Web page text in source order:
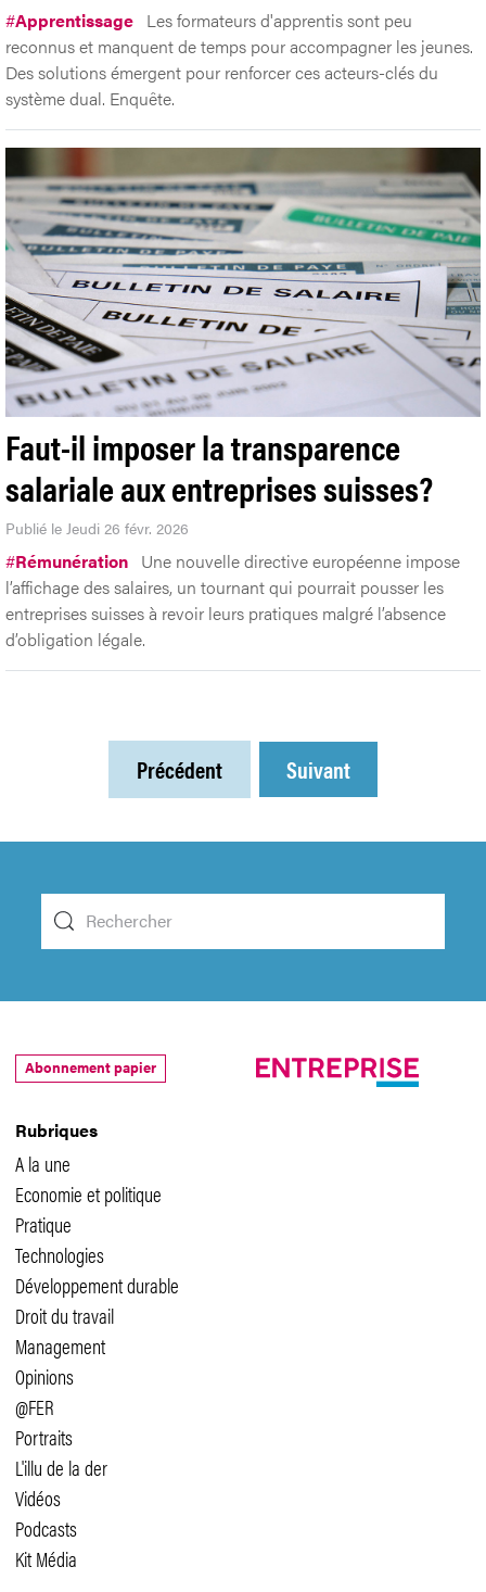
#Apprentissage Les formateurs d'apprentis sont peu
reconnus et manquent de temps pour accompagner les jeunes.
Des solutions émergent pour renforcer ces acteurs-clés du
système dual. Enquête.
Faut-il imposer la transparence
salariale aux entreprises suisses?
Publié le Jeudi 26 févr. 2026
#Rémunération Une nouvelle directive européenne impose
l’affichage des salaires, un tournant qui pourrait pousser les
entreprises suisses à revoir leurs pratiques malgré l’absence
d’obligation légale.
Précédent Suivant
Rubriques
A la une
Economie et politique
Pratique
Technologies
Développement durable
Droit du travail
Management
Opinions
@FER
Portraits
L'illu de la der
Vidéos
Podcasts
Kit Média
Abonnement papier